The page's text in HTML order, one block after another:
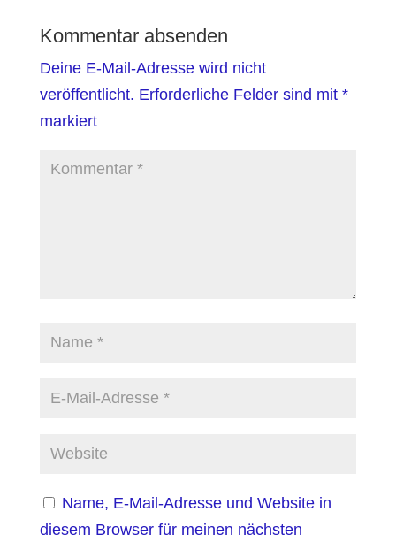
Kommentar absenden
Deine E-Mail-Adresse wird nicht
veröffentlicht. Erforderliche Felder sind mit *
markiert
Name, E-Mail-Adresse und Website in
diesem Browser für meinen nächsten